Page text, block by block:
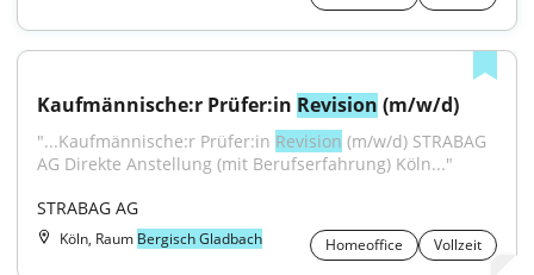
Kaufmännische:r Prüfer:in Revision (m/w/d)
"...Kaufmännische:r Prüfer:in Revision (m/w/d) STRABAG
AG Direkte Anstellung (mit Berufserfahrung) Köln..."
STRABAG AG
Köln, Raum Bergisch Gladbach Homeoffice Vollzeit